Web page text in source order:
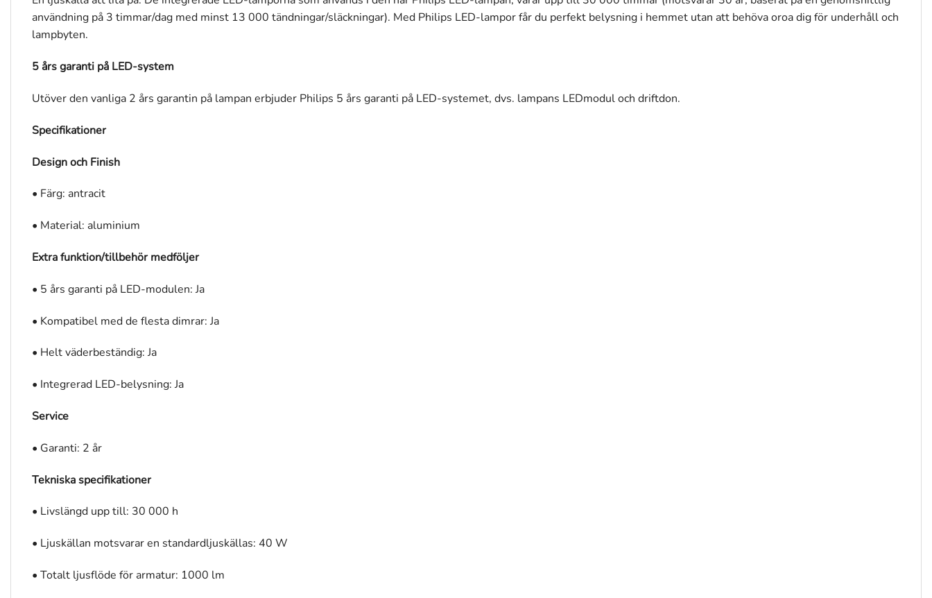
användning på 3 timmar/dag med minst 13 000 tändningar/släckningar). Med Philips LED-lampor får du perfekt belysning i hemmet utan att behöva oroa dig för underhåll och
lampbyten.
5 års garanti på LED-system
Utöver den vanliga 2 års garantin på lampan erbjuder Philips 5 års garanti på LED-systemet, dvs. lampans LEDmodul och driftdon.
Specifikationer
Design och Finish
• Färg: antracit
• Material: aluminium
Extra funktion/tillbehör medföljer
• 5 års garanti på LED-modulen: Ja
• Kompatibel med de flesta dimrar: Ja
• Helt väderbeständig: Ja
• Integrerad LED-belysning: Ja
Service
• Garanti: 2 år
Tekniska specifikationer
• Livslängd upp till: 30 000 h
• Ljuskällan motsvarar en standardljuskällas: 40 W
• Totalt ljusflöde för armatur: 1000 lm